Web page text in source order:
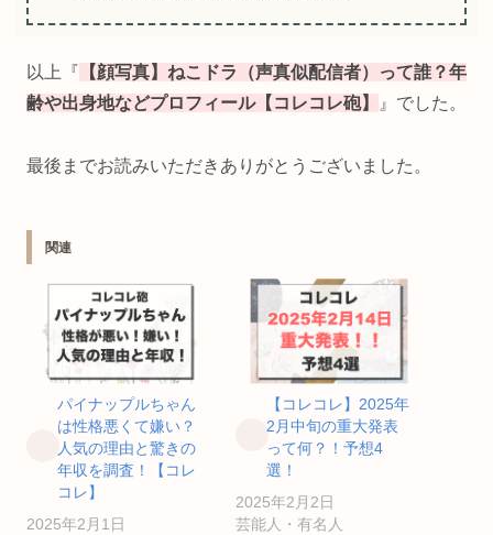
以上『 【顔写真】ねこドラ（声真似配信者）って誰？年
齢や出身地などプロフィール【コレコレ砲】
』でした。
最後までお読みいただきありがとうございました。
関連
パイナップルちゃん
は性格悪くて嫌い？
人気の理由と驚きの
年収を調査！【コレ
コレ】
2025年2月1日
【コレコレ】2025年
2月中旬の重大発表
って何？！予想4
選！
2025年2月2日
芸能人・有名人